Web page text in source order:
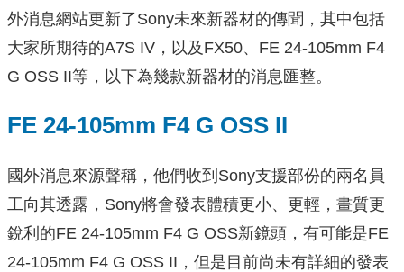
外消息網站更新了Sony未來新器材的傳聞，其中包括
大家所期待的A7S IV，以及FX50、FE 24-105mm F4
G OSS II等，以下為幾款新器材的消息匯整。
FE 24-105mm F4 G OSS II
國外消息來源聲稱，他們收到Sony支援部份的兩名員
工向其透露，Sony將會發表體積更小、更輕，畫質更
銳利的FE 24-105mm F4 G OSS新鏡頭，有可能是FE
24-105mm F4 G OSS II，但是目前尚未有詳細的發表